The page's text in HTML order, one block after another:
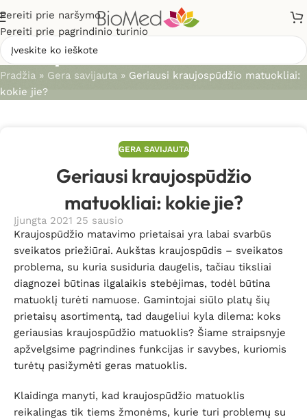
Pereiti prie naršymo
Pereiti prie pagrindinio turinio
Straipsniai
Pradžia » Gera savijauta » Geriausi kraujospūdžio matuokliai:
kokie jie?
GERA SAVIJAUTA
Geriausi kraujospūdžio
matuokliai: kokie jie?
Įjungta 2021 25 sausio
Kraujospūdžio matavimo prietaisai yra labai svarbūs
sveikatos priežiūrai. Aukštas kraujospūdis – sveikatos
problema, su kuria susiduria daugelis, tačiau tiksliai
diagnozei būtinas ilgalaikis stebėjimas, todėl būtina
matuoklį turėti namuose. Gamintojai siūlo platų šių
prietaisų asortimentą, tad daugeliui kyla dilema: koks
geriausias kraujospūdžio matuoklis? Šiame straipsnyje
apžvelgsime pagrindines funkcijas ir savybes, kuriomis
turėtų pasižymėti geras matuoklis.
Klaidinga manyti, kad kraujospūdžio matuoklis
reikalingas tik tiems žmonėms, kurie turi problemų su